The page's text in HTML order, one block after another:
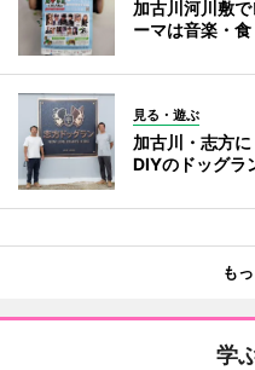
加古川河川敷
ーマは音楽・
見る・遊ぶ
加古川・志方
DIYのドッグラ
も
学